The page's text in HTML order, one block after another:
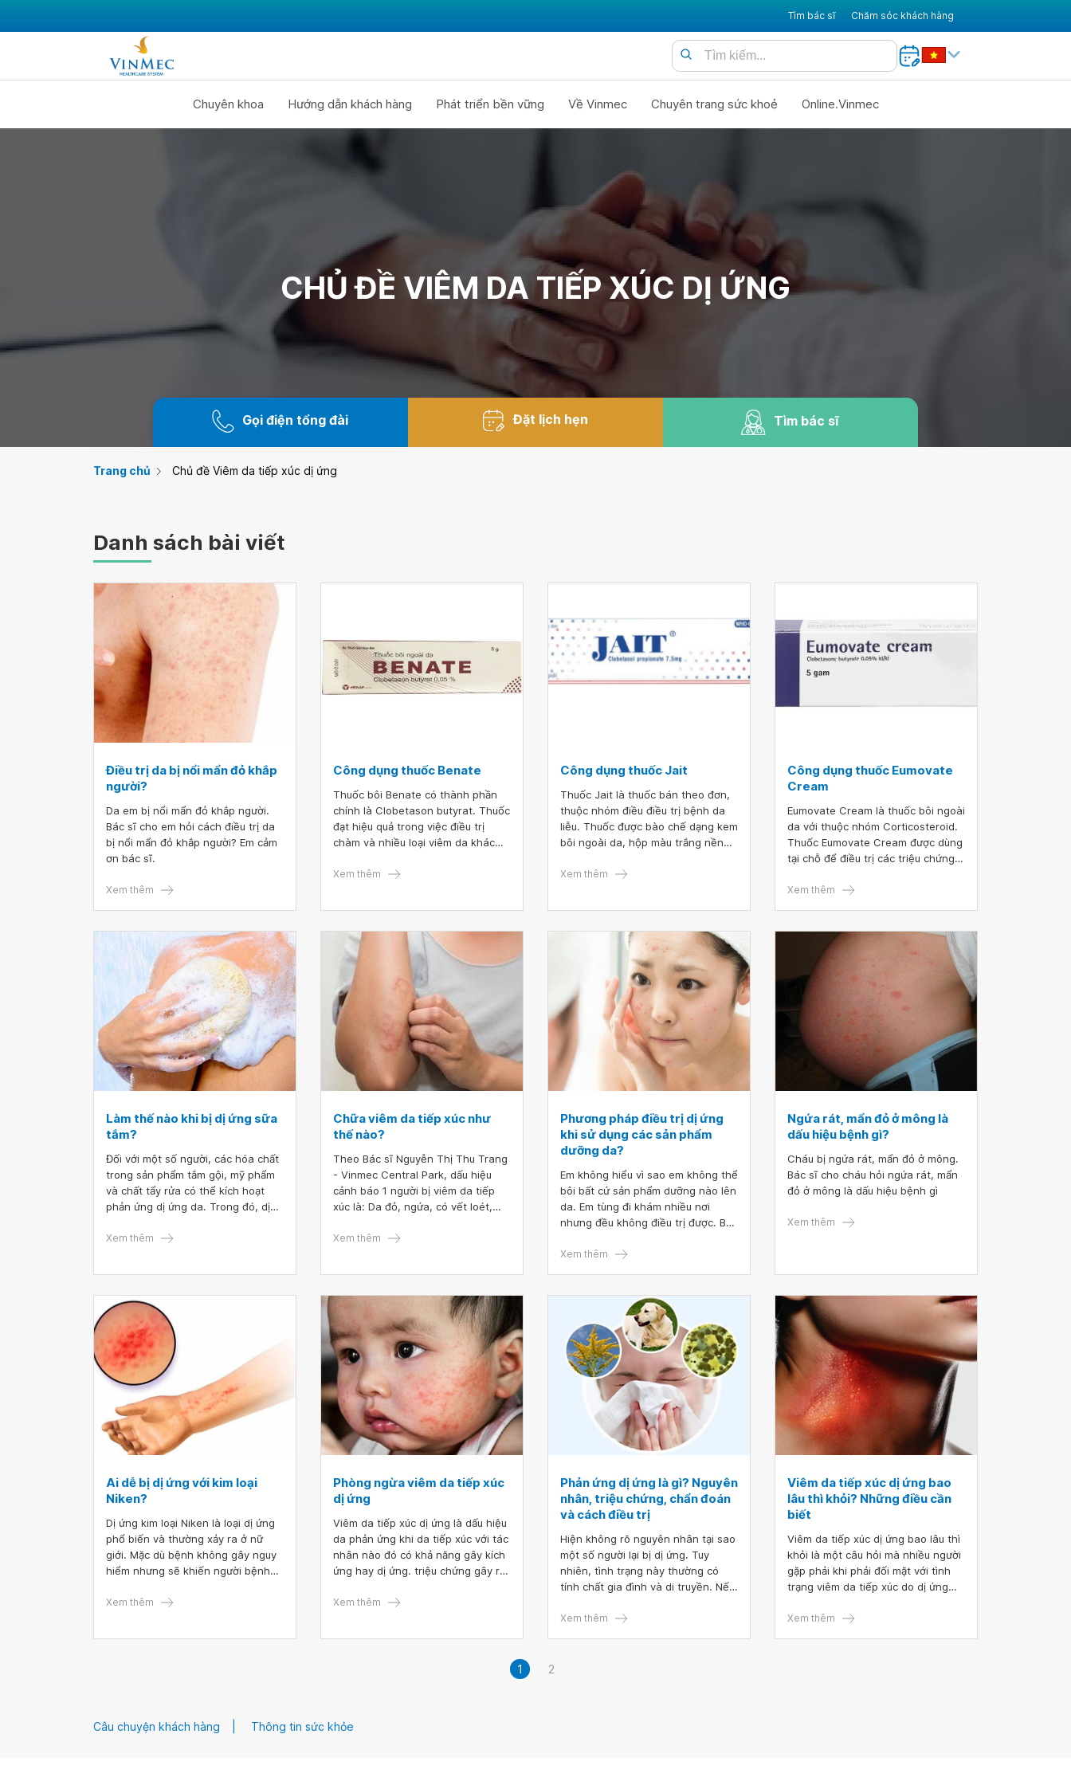
Tìm bác sĩ Chăm sóc khách hàng
Chuyên khoa Hướng dẫn khách hàng Phát triển bền vững Về Vinmec Chuyên trang sức khoẻ Online.Vinmec
CHỦ ĐỀ VIÊM DA TIẾP XÚC DỊ ỨNG
Gọi điện tổng đài Đặt lịch hẹn Tìm bác sĩ
Trang chủ Chủ đề Viêm da tiếp xúc dị ứng
Danh sách bài viết
Điều trị da bị nổi mẩn đỏ khắp
người?
Da em bị nổi mẩn đỏ khắp người.
Bác sĩ cho em hỏi cách điều trị da
bị nổi mẩn đỏ khắp người? Em cảm
ơn bác sĩ.
Xem thêm
Công dụng thuốc Benate
Thuốc bôi Benate có thành phần
chính là Clobetason butyrat. Thuốc
đạt hiệu quả trong việc điều trị
chàm và nhiều loại viêm da khác
viêm da do ánh sáng, sẩn ngứa nổi
thuốc Benate có tác dụng gì? Cần
lưu ý gì khi sử dụng thuốc? Tham
khảo ngay bài viết dưới đây.
Xem thêm
Công dụng thuốc Jait
Thuốc Jait là thuốc bán theo đơn,
thuộc nhóm điều điều trị bệnh da
liễu. Thuốc được bào chế dạng kem
bôi ngoài da, hộp màu trắng nền
xanh dương. Vậy công dụng thuốc
Xem thêm
Công dụng thuốc Eumovate
Cream
Eumovate Cream là thuốc bôi ngoài
da với thuộc nhóm Corticosteroid.
Thuốc Eumovate Cream được dùng
tại chỗ để điều trị các triệu chứng
ngoài da có đáp ứng với steroid.
Eumovate Cream sẽ có trong bài
viết dưới đây.
Xem thêm
Làm thế nào khi bị dị ứng sữa
tắm?
Đối với một số người, các hóa chất
trong sản phẩm tắm gội, mỹ phẩm
và chất tẩy rửa có thể kích hoạt
phản ứng dị ứng da. Trong đó, dị
lớn đôi khi khiến da bị bong tróc,
Xem thêm
Chữa viêm da tiếp xúc như
thế nào?
Theo Bác sĩ Nguyễn Thị Thu Trang
- Vinmec Central Park, dấu hiệu
cảnh báo 1 người bị viêm da tiếp
xúc là: Da đỏ, ngứa, có vết loét,
ti/ bọng nước.
Xem thêm
Phương pháp điều trị dị ứng
khi sử dụng các sản phẩm
dưỡng da?
Em không hiểu vì sao em không thể
bôi bất cứ sản phẩm dưỡng nào lên
da. Em tùng đi khám nhiều nơi
nhưng đều không điều trị được. Bác
dị ứng, cho mấy dòng dược mỹ
tháng tiếp theo không hiểu sao da
lại bị sần đỏ nổi mụn, em thấy da
có dấu hiệu dị ứng nên dừng tất cả
sản phẩm dưỡng. Khoảng 10 ngày
em lại bôi lại các sản phẩm kia
nhưng không được, da bị dị ứng
tiếp và sần đỏ nhiều hơn, ngứa
ngáy, đau rát, ngay cả gặp nước
mưa da em vũng bị nổi mẩn ngứa.
Mong bác sĩ tư vấn phương pháp
phẩm dưỡng da
Xem thêm
Ngứa rát, mẩn đỏ ở mông là
dấu hiệu bệnh gì?
Cháu bị ngứa rát, mẩn đỏ ở mông.
Bác sĩ cho cháu hỏi ngứa rát, mẩn
đỏ ở mông là dấu hiệu bệnh gì
Xem thêm
Ai dễ bị dị ứng với kim loại
Niken?
Dị ứng kim loại Niken là loại dị ứng
phổ biến và thường xảy ra ở nữ
giới. Mặc dù bệnh không gây nguy
hiểm nhưng sẽ khiến người bệnh
mề đay. Hiện nay, không có thuốc
Xem thêm
Phòng ngừa viêm da tiếp xúc
dị ứng
Viêm da tiếp xúc dị ứng là dấu hiệu
da phản ứng khi da tiếp xúc với tác
nhân nào đó có khả năng gây kích
ứng hay dị ứng. triệu chứng gây ra
gần bàn tay. để điều trị viêm da
Xem thêm
Phản ứng dị ứng là gì? Nguyên
nhân, triệu chứng, chẩn đoán
và cách điều trị
Hiện không rõ nguyên nhân tại sao
một số người lại bị dị ứng. Tuy
nhiên, tình trạng này thường có
tính chất gia đình và di truyền. Nếu
đình bị dị ứng, bạn sẽ có nhiều
Xem thêm
Viêm da tiếp xúc dị ứng bao
lâu thì khỏi? Những điều cần
biết
Viêm da tiếp xúc dị ứng bao lâu thì
khỏi là một câu hỏi mà nhiều người
gặp phải khi phải đối mặt với tình
trạng viêm da tiếp xúc do dị ứng
chúng ta sẽ cùng tìm hiểu về
Xem thêm
1 2
Câu chuyện khách hàng Thông tin sức khỏe